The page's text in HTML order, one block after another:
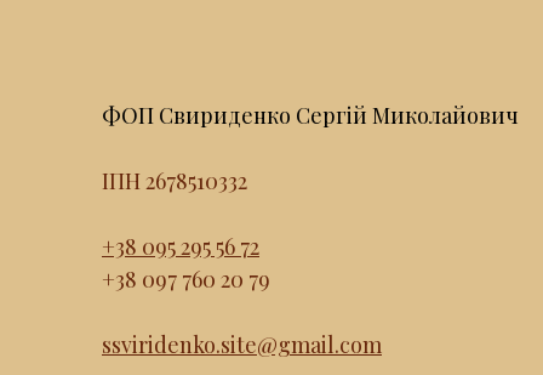
ФОП Свириденко Сергій Миколайович
ІПН 2678510332
+38 095 295 56 72
+38 097 760 20 79
ssviridenko.site@gmail.com